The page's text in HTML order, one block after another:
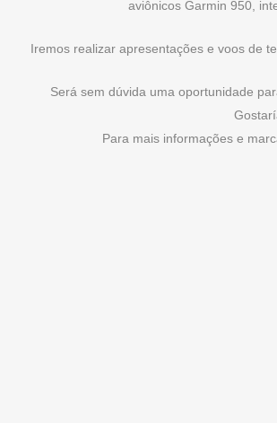
aviônicos Garmin 950,
Iremos realizar apresentações e voos de
Será sem dúvida uma oportunidade
Para mais informações e